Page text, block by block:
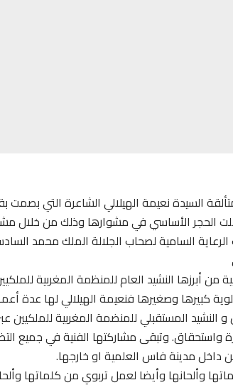
السيدة نعيمة الهيلالي الشاعرة التي
الأساسي في مشوارها وذلك من خلال
الرعاية السامية لصحاب الجلالة الملك محمد
أبرزها النشيد العام للمنظمة المغربية
كبيرها وصغيرها فنعيمة الهيلالي لها عدة
المستقبلي للمنضمة المغربية للملكيين
وتبقى مشاركتها الفنية في جميع
مدينة فاس العلمية او خارجها.
وألحانها وأيضا لعمل تربوي من كلماتها